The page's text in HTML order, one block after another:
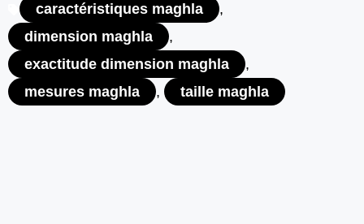
caractéristiques maghla
,
dimension maghla
,
exactitude dimension maghla
,
mesures maghla
, taille maghla